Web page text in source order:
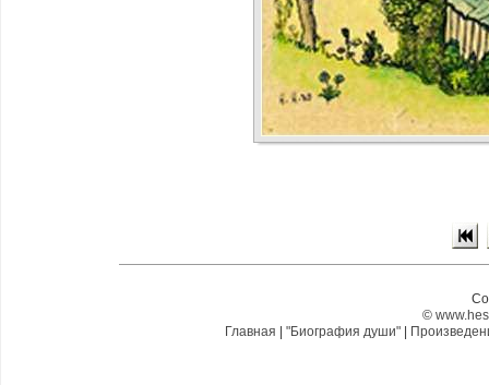
©
Главная
"Биография души"